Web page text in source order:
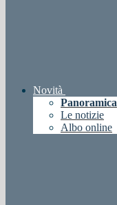
Novità
Panoramica
Le notizie
Albo online